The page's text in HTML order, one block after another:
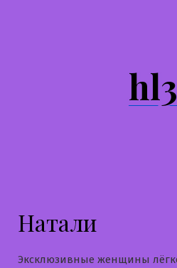
Натали
Эксклюзивные женщины